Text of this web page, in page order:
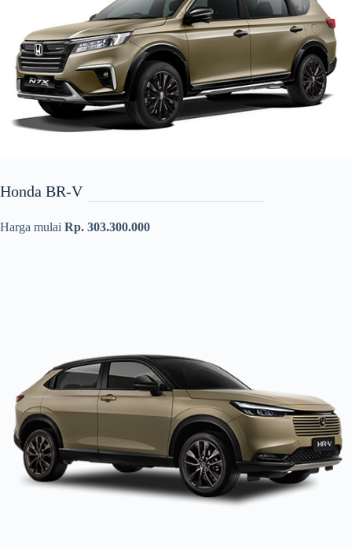
Honda BR-V
Harga mulai Rp. 303.300.000